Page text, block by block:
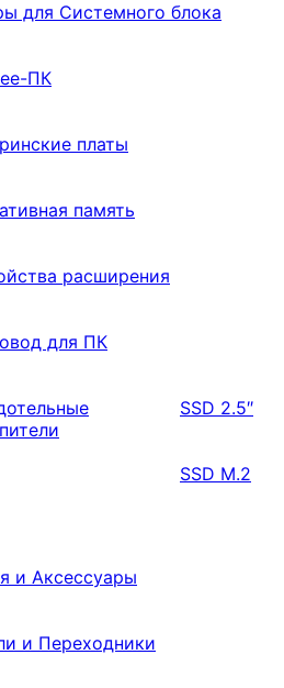
для Системного блока
ПК
платы
память
расширения
для ПК
SSD 2.5″
SSD M.2
и Аксессуары
и Переходники